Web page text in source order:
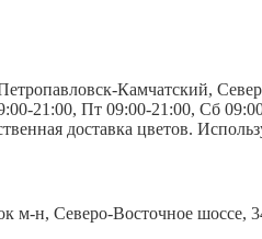
Камчатский,
21:00, Пт 09:00-21:00, Сб
доставка цветов.
м-н, Северо-Восточное шоссе,